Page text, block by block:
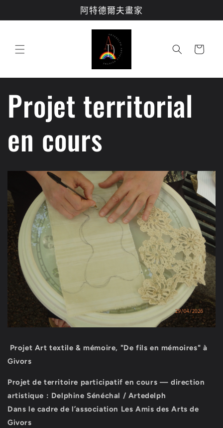
阿特德爾夫畫家
物
Projet territorial
en cours
Projet Art textile & mémoire, "De fils en mémoires" à
Givors
Projet de territoire participatif en cours — direction
artistique : Delphine Sénéchal / Artedelph
Dans le cadre de l’association Les Amis des Arts de
Givors